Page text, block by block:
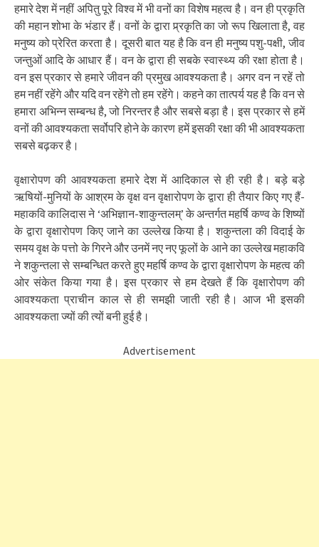
हमारे देश में नहीं अपितु पूरे विश्व में भी वनों का विशेष महत्व है। वन ही प्रकृति
की महान शोभा के भंडार हैं। वनों के द्वारा प्र्रकृति का जो रूप खिलाता है, वह
मनुष्य को प्रेरित करता है। दूसरी बात यह है कि वन ही मनुष्य पशु-पक्षी, जीव
जन्तुओं आदि के आधार हैं। वन के द्वारा ही सबके स्वास्थ्य की रक्षा होता है।
वन इस प्रकार से हमारे जीवन की प्रमुख आवश्यकता है। अगर वन न रहें तो
हम नहीं रहेंगे और यदि वन रहेंगे तो हम रहेंगे। कहने का तात्पर्य यह है कि वन से
हमारा अभिन्न सम्बन्ध है, जो निरन्तर है और सबसे बड़ा है। इस प्रकार से हमें
वनों की आवश्यकता सर्वोपरि होने के कारण हमें इसकी रक्षा की भी आवश्यकता
सबसे बढ़कर है।
वृक्षारोपण की आवश्यकता हमारे देश में आदिकाल से ही रही है। बड़े बड़े
ऋषियों-मुनियों के आश्रम के वृक्ष वन वृक्षारोपण के द्वारा ही तैयार किए गए हैं-
महाकवि कालिदास ने ‘अभिज्ञान-शाकुन्तलम्’ के अन्तर्गत महर्षि कण्व के शिष्यों
के द्वारा वृक्षारोपण किए जाने का उल्लेख किया है। शकुन्तला की विदाई के
समय वृक्ष के पत्तो के गिरने और उनमें नए नए फूलों के आने का उल्लेख महाकवि
ने शकुन्तला से सम्बन्धित करते हुए महर्षि कण्व के द्वारा वृक्षारोपण के महत्व की
ओर संकेत किया गया है। इस प्रकार से हम देखते हैं कि वृक्षारोपण की
आवश्यकता प्राचीन काल से ही समझी जाती रही है। आज भी इसकी
आवश्यकता ज्यों की त्यों बनी हुई है।
Advertisement